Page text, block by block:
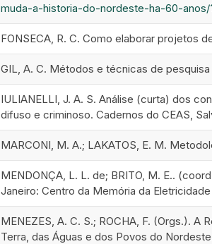
muda-a-historia-do-nordeste-ha-60-anos/
FONSECA, R. C. Como elaborar projetos
GIL, A. C. Métodos e técnicas de
IULIANELLI, J. A. S. Análise (curta) dos
difuso e criminoso. Cadernos do CEAS,
MARCONI, M. A.; LAKATOS, E. M.
MENDONÇA, L. L. de; BRITO, M. E..
Janeiro: Centro da Memória da
MENEZES, A. C. S.; ROCHA, F. (Orgs.).
Terra, das Águas e dos Povos do